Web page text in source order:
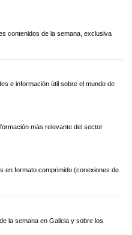
contenidos de la semana, exclusiva
e información útil sobre el mundo de
más relevante del sector
en formato comprimido (conexiones de
la semana en Galicia y sobre los